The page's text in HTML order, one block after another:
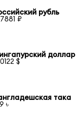
рубль
₽
доллар
$
така
৳